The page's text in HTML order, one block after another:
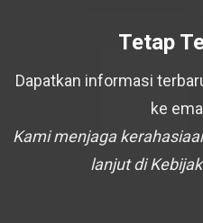
Tetap
Dapatkan informasi
ke
Kami menjaga
lanjut di